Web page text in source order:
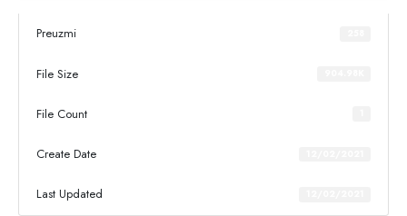
Preuzmi
File Size
File Count
Create Date
Last Updated